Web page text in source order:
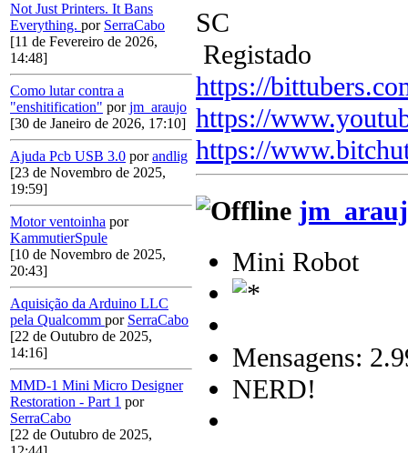
Not Just Printers. It Bans
Everything. por SerraCabo
[11 de Fevereiro de 2026,
14:48]
Como lutar contra a
"enshitification" porjm_araujo
[30 de Janeiro de 2026, 17:10]
Ajuda Pcb USB 3.0 porandlig
[23 de Novembro de 2025,
19:59]
Motor ventoinha por
KammutierSpule
[10 de Novembro de 2025,
20:43]
Aquisição da Arduino LLC
pela Qualcomm por SerraCabo
[22 de Outubro de 2025,
14:16]
MMD-1 Mini Micro Designer
Restoration - Part 1 por
SerraCabo
[22 de Outubro de 2025,
SC
Registado
https://
https://
https://
Mini Robot
Mensagens:
NERD!